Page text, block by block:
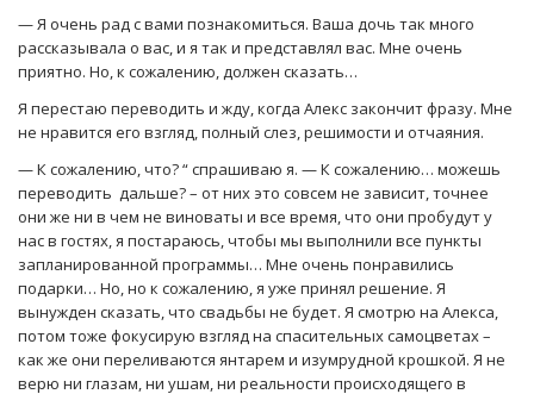
— Я очень рад с вами познакомиться. Ваша дочь так много
рассказывала о вас, и я так и представлял вас. Мне очень
приятно. Но, к сожалению, должен сказать…
Я перестаю переводить и жду, когда Алекс закончит фразу. Мне
не нравится его взгляд, полный слез, решимости и отчаяния.
— К сожалению, что? “ спрашиваю я. — К сожалению… можешь
переводить дальше? – от них это совсем не зависит, точнее
они же ни в чем не виноваты и все время, что они пробудут у
нас в гостях, я постараюсь, чтобы мы выполнили все пункты
запланированной программы… Мне очень понравились
подарки… Но, но к сожалению, я уже принял решение. Я
вынужден сказать, что свадьбы не будет. Я смотрю на Алекса,
потом тоже фокусирую взгляд на спасительных самоцветах –
как же они переливаются янтарем и изумрудной крошкой. Я не
верю ни глазам, ни ушам, ни реальности происходящего в